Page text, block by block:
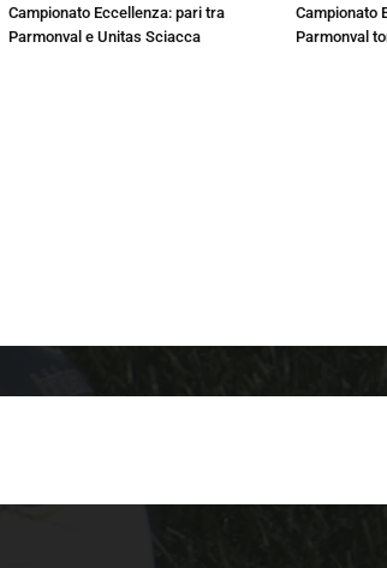
Campionato Eccellenza: pari tra
Parmonval e Unitas Sciacca
Campionato
Parmonval